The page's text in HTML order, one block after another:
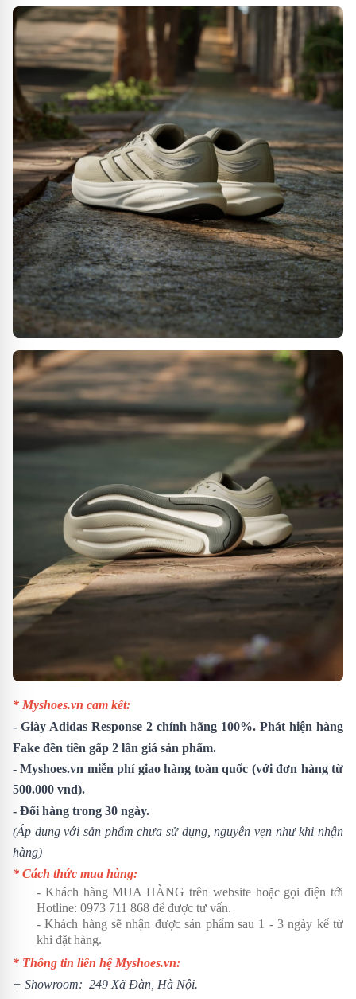
* Myshoes.vn cam kết:
- Giày Adidas Response 2chính hãng 100%. Phát hiện hàng
Fake đền tiền gấp 2 lần giá sản phẩm.
- Myshoes.vn miễn phí giao hàng toàn quốc (với đơn hàng từ
500.000 vnđ).
- Đổi hàng trong 30 ngày.
(Áp dụng với sản phẩm chưa sử dụng, nguyên vẹn như khi nhận
hàng)
* Cách thức mua hàng:
- Khách hàng MUA HÀNG trên website hoặc gọi điện tới
Hotline: 0973 711 868 để được tư vấn.
- Khách hàng sẽ nhận được sản phẩm sau 1 - 3 ngày kể từ
khi đặt hàng.
* Thông tin liên hệ Myshoes.vn:
+ Showroom: 249 Xã Đàn, Hà Nội.